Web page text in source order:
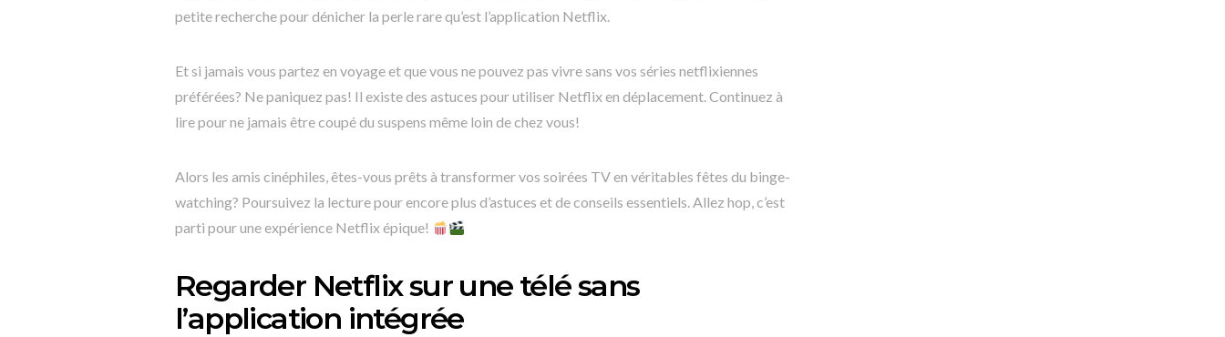
petite recherche pour dénicher la perle rare qu’est l’application Netflix.
Et si jamais vous partez en voyage et que vous ne pouvez pas vivre sans vos séries netflixiennes
préférées? Ne paniquez pas! Il existe des astuces pour utiliser Netflix en déplacement. Continuez à
lire pour ne jamais être coupé du suspens même loin de chez vous!
Alors les amis cinéphiles, êtes-vous prêts à transformer vos soirées TV en véritables fêtes du binge-
watching? Poursuivez la lecture pour encore plus d’astuces et de conseils essentiels. Allez hop, c’est
parti pour une expérience Netflix épique!
Regarder Netflix sur une télé sans
l’application intégrée